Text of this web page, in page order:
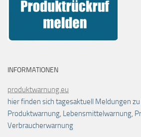
INFORMATIONEN
produktwarnung.eu
hier finden sich tagesaktuell Meldungen
Produktwarnung, Lebensmittelwarnung,
Verbraucherwarnung